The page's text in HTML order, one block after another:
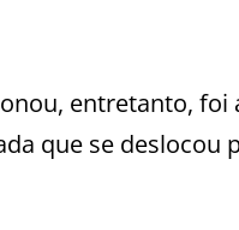
entretanto,
que se deslocou